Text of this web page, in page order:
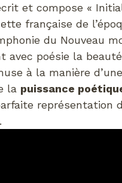
et compose «
française de
du Nouveau
avec poésie la
à la manière
la puissance
représentation